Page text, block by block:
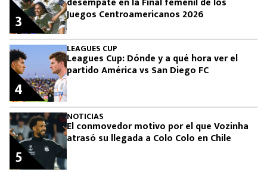
Juegos Centroamericanos 2026
3
LEAGUES CUP
Leagues Cup: Dónde y a qué hora ver el
partido América vs San Diego FC
4
NOTICIAS
El conmovedor motivo por el que Vozinha
atrasó su llegada a Colo Colo en Chile
5